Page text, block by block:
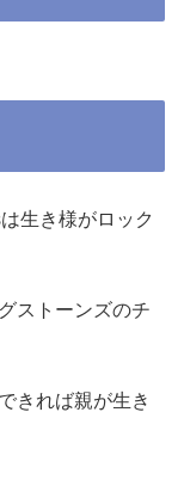
生き様がロック
ストーンズのチ
きれば親が生き